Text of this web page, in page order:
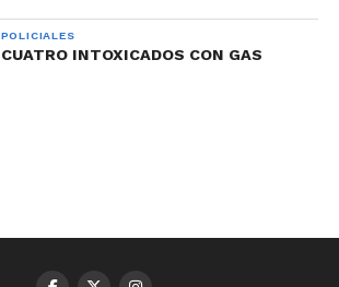
POLICIALES
CUATRO INTOXICADOS CON GAS